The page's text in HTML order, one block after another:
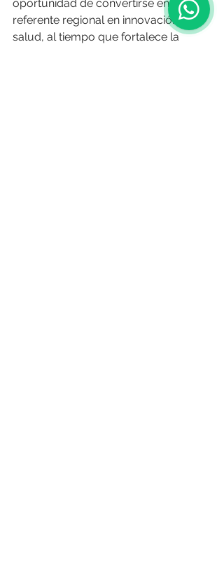
oportunidad de convertirse en un
referente regional en innovación en
salud, al tiempo que fortalece la